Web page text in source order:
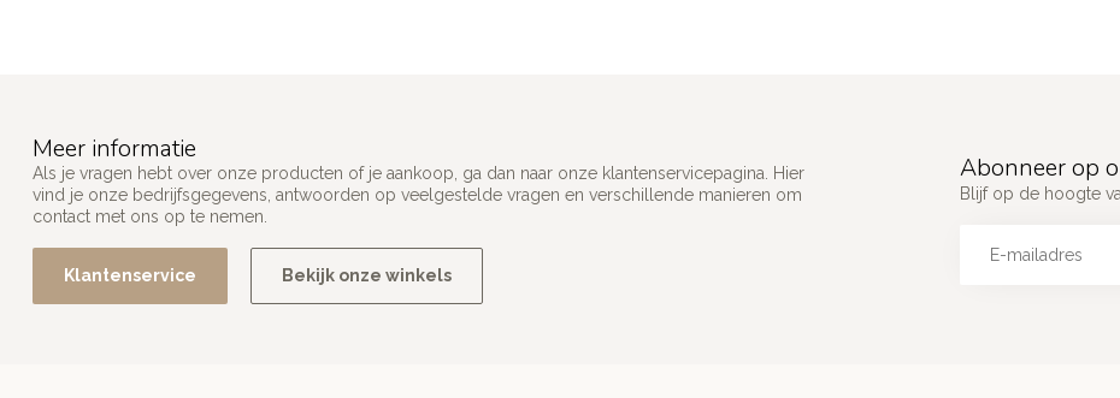
Meer informatie
Als je vragen hebt over onze producten of je aankoop, ga dan naar onze klantenservicepagina. Hier
vind je onze bedrijfsgegevens, antwoorden op veelgestelde vragen en verschillende manieren om
contact met ons op te nemen.
Klantenservice Bekijk onze winkels
Abonneer op
Blijf op de hoogte